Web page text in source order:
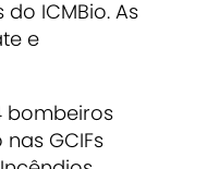
ICMBio. As
e
bombeiros
GCIFs